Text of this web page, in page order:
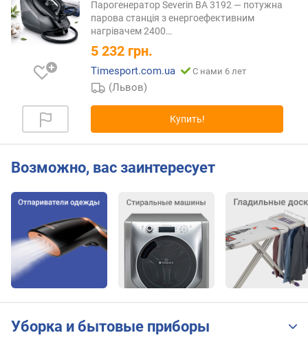
в
л
и
о
к
л
ч
с
т
в
п
р
д
Парогенератор Severin BA 3192 — потужна
парова станція з енергоефективним
нагрівачем 2400…
5 232 грн.
Timesport.com.ua С нами 6 лет
(Львов)
Купить!
Возможно, вас заинтересует
Уборка и бытовые приборы